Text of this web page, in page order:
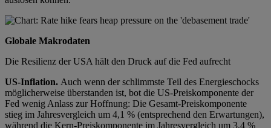
Globale Makrodaten
Die Resilienz der USA hält den Druck auf die Fed aufrecht
US-Inflation. Auch wenn der schlimmste Teil des Energieschocks
möglicherweise überstanden ist, bot die US-Preiskomponente der
Fed wenig Anlass zur Hoffnung: Die Gesamt-Preiskomponente
stieg im Jahresvergleich um 4,1 % (entsprechend den Erwartungen),
während die Kern-Preiskomponente im Jahresvergleich um 3,4 %